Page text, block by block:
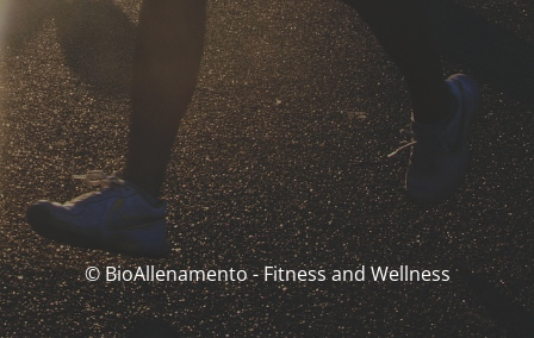
© BioAllenamento - Fitness and Wellness